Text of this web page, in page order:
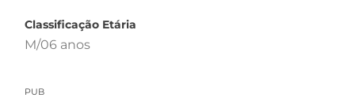
Classificação Etária
M/06 anos
PUB